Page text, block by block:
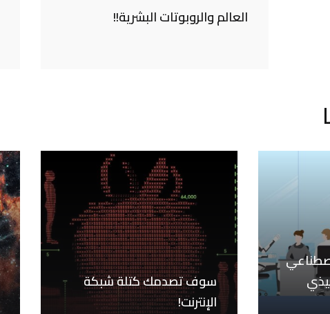
العالم والروبوتات البشرية!!
سوف تصدمك كتلة شبكة
الإنترنت!